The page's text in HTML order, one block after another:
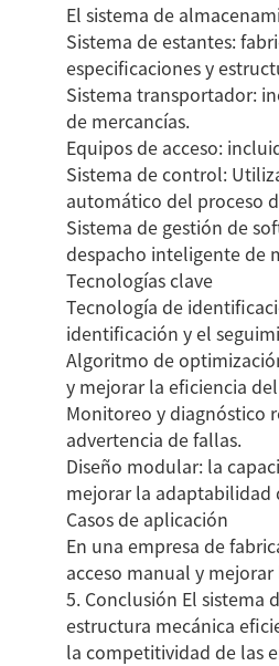
El sistema de
Sistema de estantes:
especificaciones y
Sistema transportador:
de mercancías.
Equipos de acceso:
Sistema de control:
automático del proceso
Sistema de gestión de
despacho inteligente de
Tecnologías clave
Tecnología de
identificación y el
Algoritmo de
y mejorar la eficiencia
Monitoreo y diagnóstico
advertencia de fallas.
Diseño modular: la
mejorar la adaptabilidad
Casos de aplicación
En una empresa de
acceso manual y
5. Conclusión El
estructura mecánica
la competitividad de las